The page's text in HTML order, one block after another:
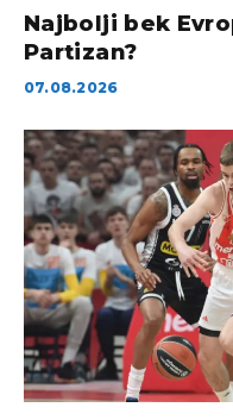
Najbolji bek
Partizan?
07.08.2026